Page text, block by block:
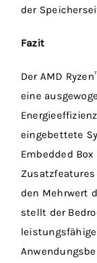
der
Fazit
Der AMD
eine
eingebettete
Embedded
den Mehrwert
stellt der